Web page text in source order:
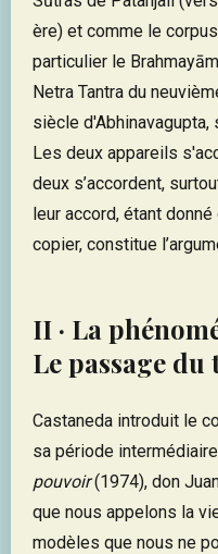
ère) et comme le
particulier le
Netra Tantra du
siècle
Les deux appareils
deux s’accordent,
leur accord, étant
copier, constitue
II · La
Le passage du
Castaneda introduit le
sa période
pouvoir(1974), don
que nous appelons la
modèles que nous ne